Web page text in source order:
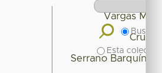
Vargas
Cruz
Serrano Barquín,
Buscar
Esta